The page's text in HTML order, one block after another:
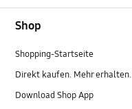
Shop
Shopping-Startseite
Direkt kaufen. Mehr erhalten.
Download Shop App